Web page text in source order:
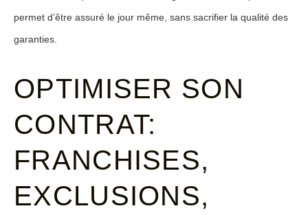
permet d’être assuré le jour même, sans sacrifier la qualité des
garanties.
OPTIMISER SON
CONTRAT:
FRANCHISES,
EXCLUSIONS,